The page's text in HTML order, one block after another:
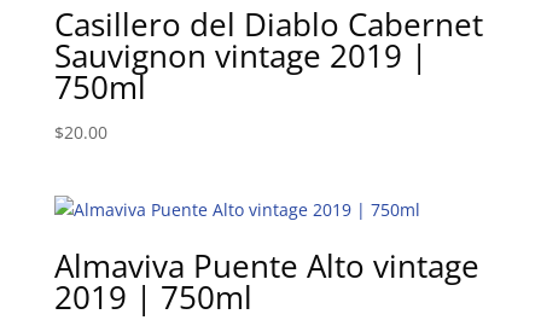
Casillero del Diablo Cabernet
Sauvignon vintage 2019 |
750ml
$20.00
Almaviva Puente Alto vintage
2019 | 750ml